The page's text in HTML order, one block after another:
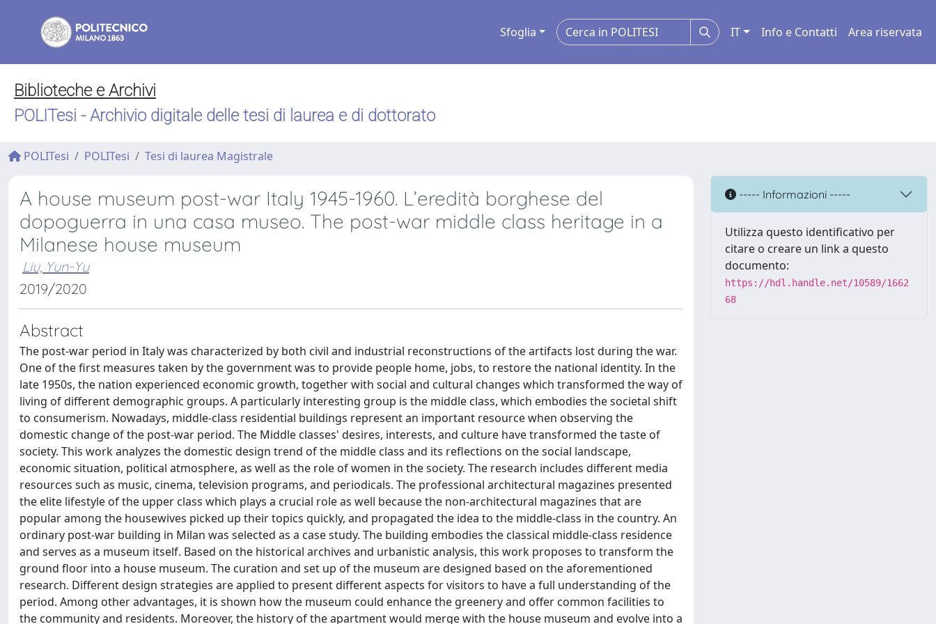
Sfoglia IT Info e Contatti Area riservata
Biblioteche e Archivi
POLITesi - Archivio digitale delle tesi di laurea e di dottorato
POLITesi POLITesi Tesi di laurea Magistrale
A house museum post-war Italy 1945-1960. L’eredità borghese del
dopoguerra in una casa museo. The post-war middle class heritage in a
Milanese house museum
Liu, Yun-Yu
2019/2020
Abstract
The post-war period in Italy was characterized by both civil and industrial reconstructions of the artifacts lost during the war.
One of the first measures taken by the government was to provide people home, jobs, to restore the national identity. In the
late 1950s, the nation experienced economic growth, together with social and cultural changes which transformed the way of
living of different demographic groups. A particularly interesting group is the middle class, which embodies the societal shift
to consumerism. Nowadays, middle-class residential buildings represent an important resource when observing the
domestic change of the post-war period. The Middle classes' desires, interests, and culture have transformed the taste of
society. This work analyzes the domestic design trend of the middle class and its reflections on the social landscape,
economic situation, political atmosphere, as well as the role of women in the society. The research includes different media
resources such as music, cinema, television programs, and periodicals. The professional architectural magazines presented
the elite lifestyle of the upper class which plays a crucial role as well because the non-architectural magazines that are
popular among the housewives picked up their topics quickly, and propagated the idea to the middle-class in the country. An
ordinary post-war building in Milan was selected as a case study. The building embodies the classical middle-class residence
and serves as a museum itself. Based on the historical archives and urbanistic analysis, this work proposes to transform the
ground floor into a house museum. The curation and set up of the museum are designed based on the aforementioned
research. Different design strategies are applied to present different aspects for visitors to have a full understanding of the
period. Among other advantages, it is shown how the museum could enhance the greenery and offer common facilities to
the community and residents. Moreover, the history of the apartment would merge with the house museum and evolve into a
----- Informazioni -----
Utilizza questo identificativo per
citare o creare un link a questo
documento:
https://hdl.handle.net/10589/1662
68